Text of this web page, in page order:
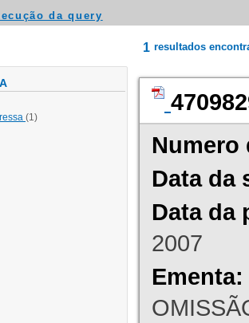
da query
(1)
1 resultados
Numero
Data da
Data da
2007
Ementa: